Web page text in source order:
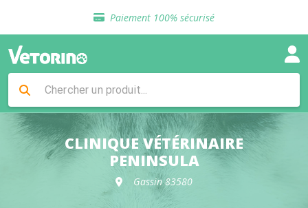
Paiement 100% sécurisé
Livraison gratuite en clinique vétérinaire
Sélection de croquettes vétérinaire
Livraison gratuite en clinique vétérinaire
Retour gratuit en clinique
Sélection de croquettes vétérinaire
CLINIQUE VÉTÉRINAIRE
PENINSULA
Gassin 83580